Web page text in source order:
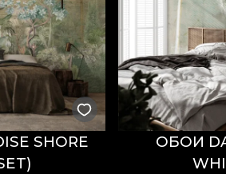
SHORE
ОБОИ